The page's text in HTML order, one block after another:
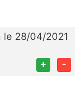
le 28/04/2021
+ -